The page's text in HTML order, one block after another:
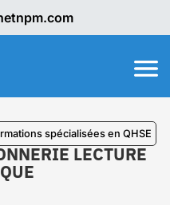
spécialisées en QHSE
LECTURE